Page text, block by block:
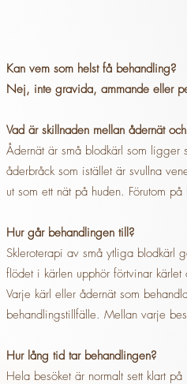
Kan vem som helst få behandling?
Nej, inte gravida, ammande eller
Vad är skillnaden mellan ådernät
Ådernät är små blodkärl som ligger
åderbråck som istället är svullna
ut som ett nät på huden. Förutom
Hur går behandlingen till?
Skleroterapi av små ytliga blodkärl
flödet i kärlen upphör förtvinar
Varje kärl eller ådernät som
behandlingstillfälle. Mellan varje
Hur lång tid tar behandlingen?
Hela besöket är normalt sett klart